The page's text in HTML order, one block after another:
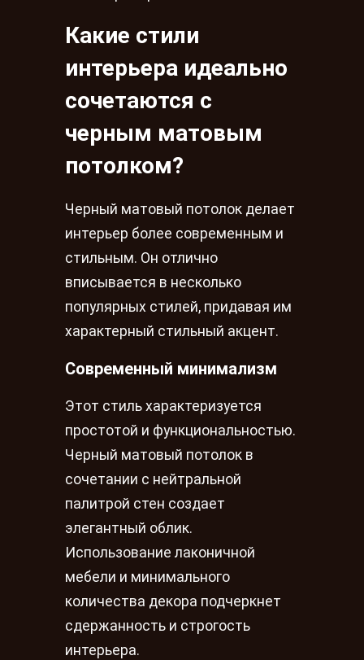
Какие стили
интерьера идеально
сочетаются с
черным матовым
потолком?
Черный матовый потолок делает
интерьер более современным и
стильным. Он отлично
вписывается в несколько
популярных стилей, придавая им
характерный стильный акцент.
Современный минимализм
Этот стиль характеризуется
простотой и функциональностью.
Черный матовый потолок в
сочетании с нейтральной
палитрой стен создает
элегантный облик.
Использование лаконичной
мебели и минимального
количества декора подчеркнет
сдержанность и строгость
интерьера.